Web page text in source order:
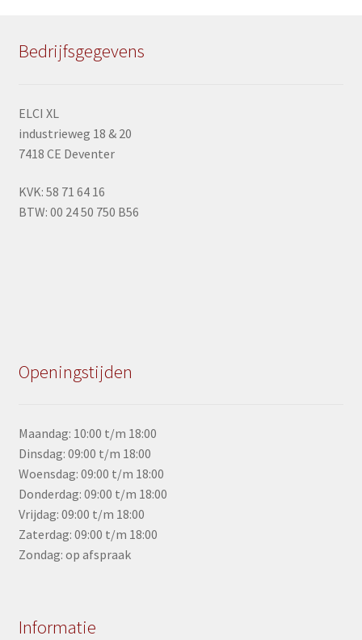
Klokken
Servies
Sale
Bedrijfsgegevens
ELCI XL
industrieweg 18 & 20
7418 CE Deventer
KVK: 58 71 64 16
BTW: 00 24 50 750 B56
Openingstijden
Maandag: 10:00 t/m 18:00
Dinsdag: 09:00 t/m 18:00
Woensdag: 09:00 t/m 18:00
Donderdag: 09:00 t/m 18:00
Vrijdag: 09:00 t/m 18:00
Zaterdag: 09:00 t/m 18:00
Zondag: op afspraak
Informatie